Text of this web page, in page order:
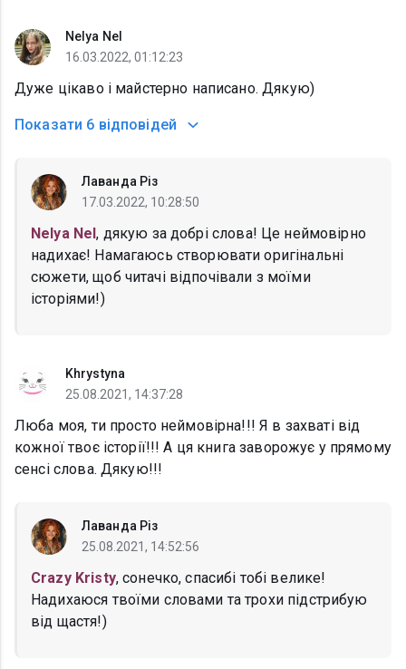
Nelya Nel
16.03.2022, 01:12:23
Дуже цікаво і майстерно написано. Дякую)
Показати 6 відповідей
Лаванда Різ
17.03.2022, 10:28:50
Nelya Nel, дякую за добрі слова! Це неймовірно
надихає! Намагаюсь створювати оригінальні
сюжети, щоб читачі відпочівали з моїми
історіями!)
Khrystyna
25.08.2021, 14:37:28
Люба моя, ти просто неймовірна!!! Я в захваті від
кожної твоє історії!!! А ця книга заворожує у прямому
сенсі слова. Дякую!!!
Лаванда Різ
25.08.2021, 14:52:56
Crazy Kristy, сонечко, спасибі тобі велике!
Надихаюся твоїми словами та трохи підстрибую
від щастя!)